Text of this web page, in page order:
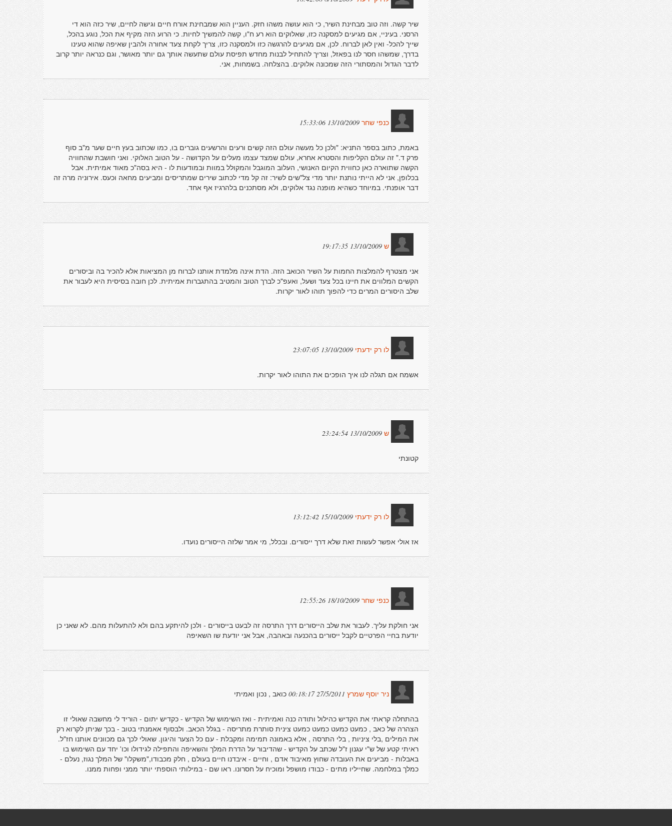
שיר קשה. וזה טוב מבחינת השיר, כי הוא עושה משהו חזק. העניין הוא שמבחינת אורח חיים וגישה לחיים, שיר כזה הוא די
הרסני. בעיניי, אם מגיעים למסקנה כזו, שאלוקים הוא רע ח"ו, קשה להמשיך לחיות. כי הרוע הזה מקיף את הכל, נוגע בהכל,
שייך להכל- ואין לאן לברוח. לכן, אם מגיעים להרגשה כזו ולמסקנה כזו, צריך לקחת צעד אחורה ולהבין שאיפה שהוא טעינו
בדרך, שמשהו חסר לנו בפאזל, וצריך להתחיל לבנות מחדש תפיסת עולם שתעשה אותך גם יותר מאושר, וגם כנראה יותר קרוב
לדבר הגדול והמסתורי הזה שמכונה אלוקים. בהצלחה. בשמחות, אני.
כנפי שחר 13/10/2009 15:33:06
באמת, כתוב בספר התניא: "ולכן כל מעשה עולם הזה קשים ורעים והרשעים גוברים בו, כמו שכתוב בעץ חיים שער מ"ב סוף
פרק ד." זה עולם הקליפות והסטרא אחרא, עולם שמצד עצמו מעלים על הקדושה - על הטוב האלוקי. ואני חושבת שהחוויה
הקשה שתוארה כאן כחווית הקיום האנושי, העלוב המוגבל והמקולל במוות ובמודעות לו - היא בסה"כ מאוד אמיתית. אבל
בכלופן, אני לא הייתי נותנת יותר מדי צל"שים לשיר: זה קל מדי לכתוב שירים שמתריסים ומביעים מחאה וכעס. אירוניה מרה זה
דבר אופנתי. במיוחד כשהיא מופנה נגד אלוקים, ולא מסתכנים בלהרגיז אף אחד.
ש 13/10/2009 19:17:35
אני מצטרף להמלצות החמות על השיר הכואב הזה. הדת אינה מלמדת אותנו לברוח מן המציאות אלא להכיר בה וביסורים
הקשים המלווים את חיינו בכל צעד ושעל, ואעפ"כ לברך הטוב והמטיב בהתגברות אמיתית. לכן חובה בסיסית היא לעבור את
שלב היסורים המרים כדי להפוך תוהו לאור יקרות.
לו רק ידעתי 13/10/2009 23:07:05
אשמח אם תגלה לנו איך הופכים את התוהו לאור יקרות.
ש 13/10/2009 23:24:54
קטונתי
לו רק ידעתי 15/10/2009 13:12:42
אז אולי אפשר לעשות זאת שלא דרך ייסורים. ובכלל, מי אמר שלזה הייסורים נועדו.
כנפי שחר 18/10/2009 12:55:26
אני חולקת עליך. לעבור את שלב הייסורים דרך התרסה זה לבעט בייסורים - ולכן להיתקע בהם ולא להתעלות מהם. לא שאני כן
יודעת בחיי הפרטיים לקבל ייסורים בהכנעה ובאהבה, אבל אני יודעת שו השאיפה
ניר יוסף שמרץ 27/5/2011 00:18:17 כואב , נכון ואמיתי
בהתחלה קראתי את הקדיש כהילול ותודה כנה ואמיתית - ואז השימוש של הקדיש - כקדיש יתום - הוריד לי מחשבה שאולי זו
הצהרה של כאב , כמעט כמעט כמעט כמעט צינית סותרת מתריסה - בגלל הכאב. ולבסוף אאמנתי בטוב - בכך שניתן לקרוא רק
את המילים ,בלי ציניות , בלי התרסה , אלא באמונה תמימה ומקבלת - עם כל הצער והיגון. שאולי לכך גם מכוונים אותנו חז"ל.
ראיתי קטע של ש"י עגנון ז"ל שכתב על הקדיש - שהדיבור על הדרת המלך והשאיפה והתפילה לגידולו וכו' יחד עם השימוש בו
באבלות - מביעים את העובדה שחוץ מאיבוד אדם , וחיים - איבדנו חיים בעולם , חלק מכבודו,"משקלו" של המלך נגוז, נעלם -
כמלך במלחמה. שחייליו מתים - כבודו מושפל ומוכיח על חסרונו. ראו שם - במילותי הוספתי יותר ממני ופחות ממנו.